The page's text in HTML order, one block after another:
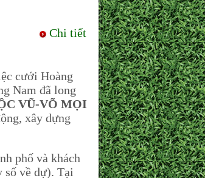
Chi tiết
cưới Hoàng
Nam đã long
VŨ-VÕ MỌI
xây dựng
phố và khách
số về dự). Tại